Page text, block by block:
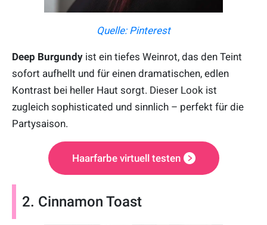
Quelle: Pinterest
Deep Burgundy ist ein tiefes Weinrot, das den Teint
sofort aufhellt und für einen dramatischen, edlen
Kontrast bei heller Haut sorgt. Dieser Look ist
zugleich sophisticated und sinnlich – perfekt für die
Partysaison.
Haarfarbe virtuell testen
2. Cinnamon Toast